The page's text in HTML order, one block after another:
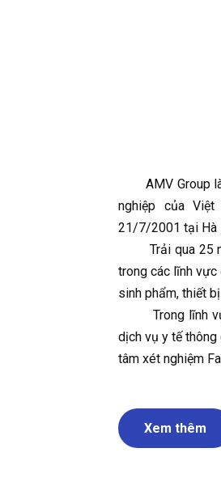
AMV Group là
nghiệp của
21/7/2001 tại Hà
Trải qua 25
trong các lĩnh vực
sinh phẩm, thiết
Trong lĩnh vực
dịch vụ y tế
tâm xét nghiệm
Xem thêm